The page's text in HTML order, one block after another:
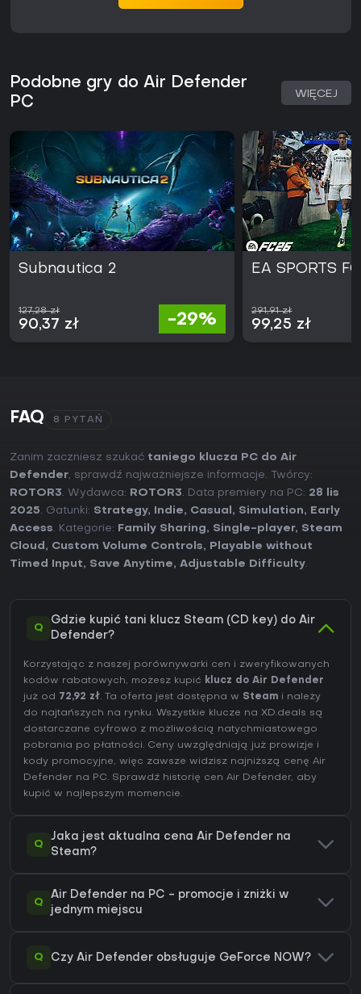
Podobne gry do Air Defender
PC
WIĘCEJ
Subnautica 2
127,28 zł
90,37 zł -29%
EA SPORTS
291,91 zł
99,25 zł
FAQ 8 PYTAŃ
Zanim zaczniesz szukać taniego klucza PC do Air
Defender, sprawdź najważniejsze informacje. Twórcy:
ROTOR3. Wydawca: ROTOR3. Data premiery na PC: 28 lis
2025. Gatunki: Strategy, Indie, Casual , Simulation,
Early
Access. Kategorie: Family Sharing, Single-player, Steam
Cloud , Custom Volume Controls,
Playable without
Timed Input, Save Anytime, Adjustable Difficulty.
Q
Gdzie kupić tani klucz Steam (CD key) do Air
Defender?
Korzystając z naszej porównywarki cen i zweryfikowanych
kodów rabatowych, możesz kupić klucz do Air Defender
już od
72,92 zł. Ta oferta jest dostępna w Steam i należy
do najtańszych na rynku. Wszystkie klucze na XD.deals są
dostarczane cyfrowo z możliwością natychmiastowego
pobrania po płatności. Ceny uwzględniają już prowizje i
kody promocyjne, więc zawsze widzisz najniższą cenę Air
Defender na PC. Sprawdź historię cen Air Defender, aby
kupić w najlepszym momencie.
Q
Jaka jest aktualna cena Air Defender na
Steam?
Q
Air Defender na PC - promocje i zniżki w
jednym miejscu
Q Czy Air Defender obsługuje GeForce NOW?